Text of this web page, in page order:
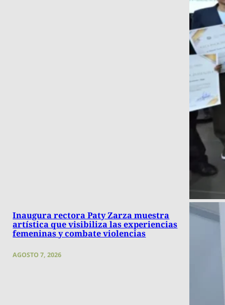
Inaugura rectora Paty Zarza muestra
artística que visibiliza las experiencias
femeninas y combate violencias
AGOSTO 7, 2026